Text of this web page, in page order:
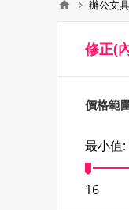
辦公文具
修正(
價格範
最小值:
16